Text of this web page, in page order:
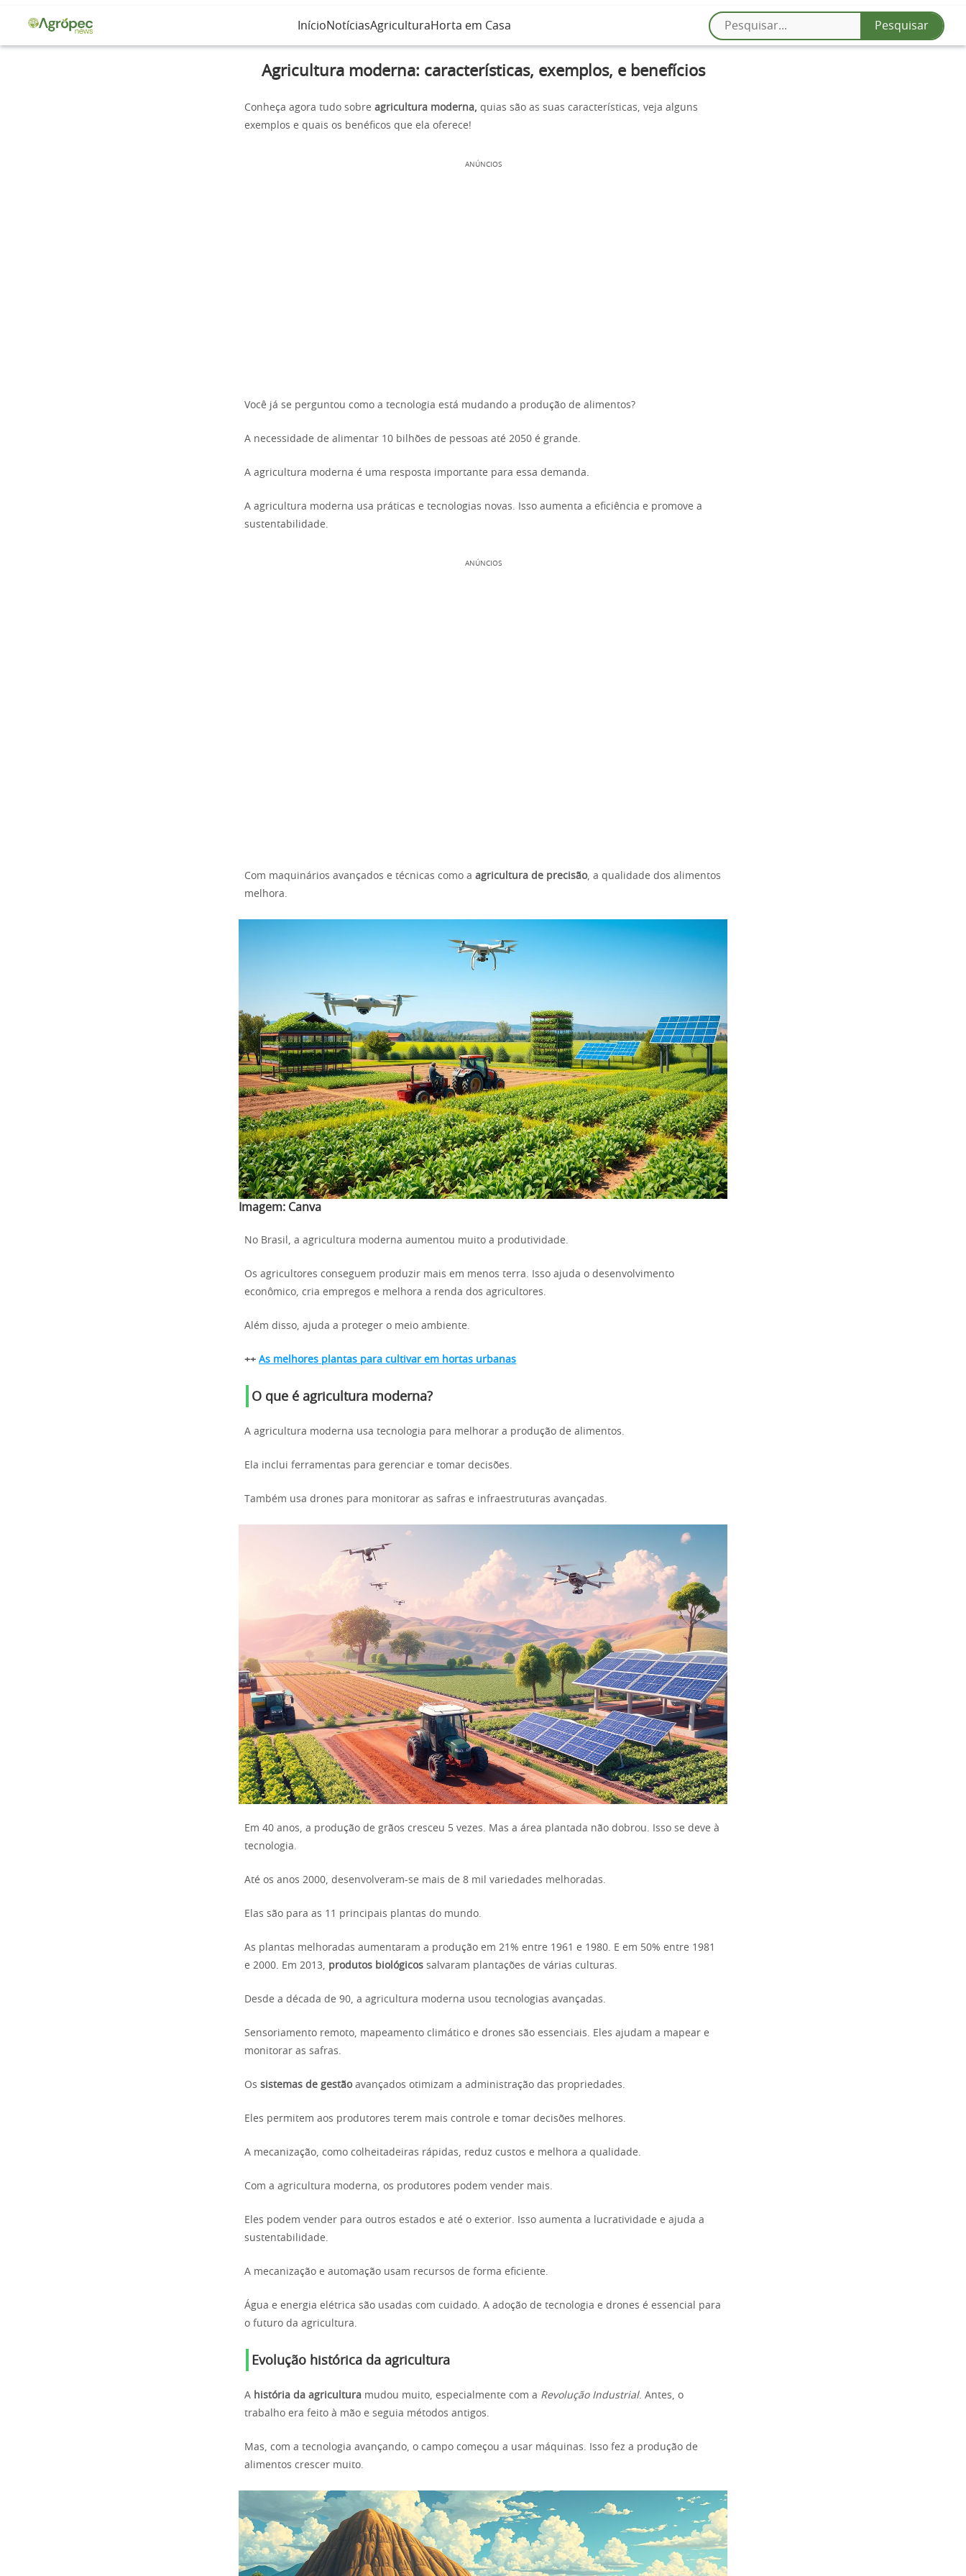
InícioNotíciasAgricultura Horta em Casa
Agricultura moderna: características, exemplos, e benefícios
Conheça agora tudo sobre agricultura moderna, quias são as suas características, veja alguns
exemplos e quais os benéficos que ela oferece!
ANÚNCIOS
Você já se perguntou como a tecnologia está mudando a produção de alimentos?
A necessidade de alimentar 10 bilhões de pessoas até 2050 é grande.
A agricultura moderna é uma resposta importante para essa demanda.
A agricultura moderna usa práticas e tecnologias novas. Isso aumenta a eficiência e promove a
sustentabilidade.
ANÚNCIOS
Com maquinários avançados e técnicas como a agricultura de precisão, a qualidade dos alimentos
melhora.
Imagem: Canva
No Brasil, a agricultura moderna aumentou muito a produtividade.
Os agricultores conseguem produzir mais em menos terra. Isso ajuda o desenvolvimento
econômico, cria empregos e melhora a renda dos agricultores.
Além disso, ajuda a proteger o meio ambiente.
++ As melhores plantas para cultivar em hortas urbanas
O que é agricultura moderna?
A agricultura moderna usa tecnologia para melhorar a produção de alimentos.
Ela inclui ferramentas para gerenciar e tomar decisões.
Também usa drones para monitorar as safras e infraestruturas avançadas.
Em 40 anos, a produção de grãos cresceu 5 vezes. Mas a área plantada não dobrou. Isso se deve à
tecnologia.
Até os anos 2000, desenvolveram-se mais de 8 mil variedades melhoradas.
Elas são para as 11 principais plantas do mundo.
As plantas melhoradas aumentaram a produção em 21% entre 1961 e 1980. E em 50% entre 1981
e 2000. Em 2013, produtos biológicos salvaram plantações de várias culturas.
Desde a década de 90, a agricultura moderna usou tecnologias avançadas.
Sensoriamento remoto, mapeamento climático e drones são essenciais. Eles ajudam a mapear e
monitorar as safras.
Os sistemas de gestãoavançados otimizam a administração das propriedades.
Eles permitem aos produtores terem mais controle e tomar decisões melhores.
A mecanização, como colheitadeiras rápidas, reduz custos e melhora a qualidade.
Com a agricultura moderna, os produtores podem vender mais.
Eles podem vender para outros estados e até o exterior. Isso aumenta a lucratividade e ajuda a
sustentabilidade.
A mecanização e automação usam recursos de forma eficiente.
Água e energia elétrica são usadas com cuidado. A adoção de tecnologia e drones é essencial para
o futuro da agricultura.
Evolução histórica da agricultura
A história da agricultura mudou muito, especialmente com a Revolução Industrial. Antes, o
trabalho era feito à mão e seguia métodos antigos.
Mas, com a tecnologia avançando, o campo começou a usar máquinas. Isso fez a produção de
alimentos crescer muito.